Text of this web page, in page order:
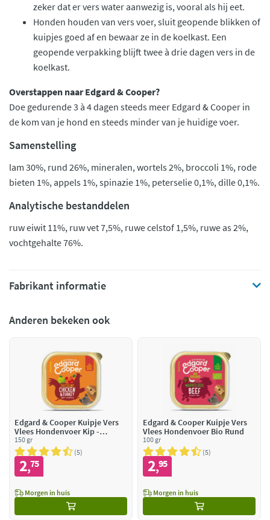
zeker dat er vers water aanwezig is, vooral als hij eet.
Honden houden van vers voer, sluit geopende blikken of
kuipjes goed af en bewaar ze in de koelkast. Een
geopende verpakking blijft twee à drie dagen vers in de
koelkast.
Overstappen naar Edgard & Cooper?
Doe gedurende 3 à 4 dagen steeds meer Edgard & Cooper in
de kom van je hond en steeds minder van je huidige voer.
Samenstelling
lam 30%, rund 26%, mineralen, wortels 2%, broccoli 1%, rode
bieten 1%, appels 1%, spinazie 1%, peterselie 0,1%, dille 0,1%.
Analytische bestanddelen
ruw eiwit 11%, ruw vet 7,5%, ruwe celstof 1,5%, ruwe as 2%,
vochtgehalte 76%.
Fabrikant informatie
Anderen bekeken ook
Edgard & Cooper Kuipje Vers
Vlees Hondenvoer Kip -
Kalkoen
150 gr
5
2,75
Morgen in huis
Edgard & Cooper Kuipje Vers
Vlees Hondenvoer Bio Rund
100 gr
5
2,95
Morgen in huis